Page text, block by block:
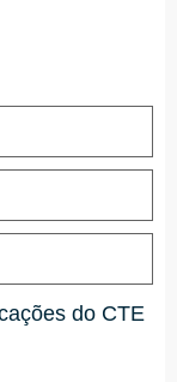
do CTE